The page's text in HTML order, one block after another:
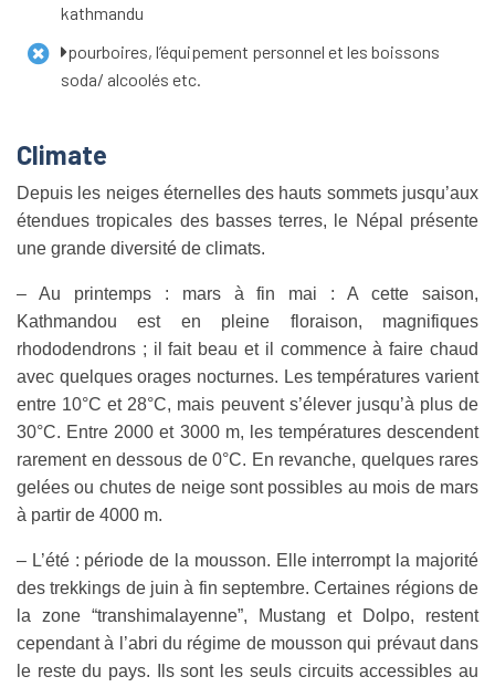
kathmandu
pourboires, l’équipement personnel et les boissons
soda/ alcoolés etc.
Climate
Depuis les neiges éternelles des hauts sommets jusqu’aux
étendues tropicales des basses terres, le Népal présente
une grande diversité de climats.
– Au printemps : mars à fin mai : A cette saison,
Kathmandou est en pleine floraison, magnifiques
rhododendrons ; il fait beau et il commence à faire chaud
avec quelques orages nocturnes. Les températures varient
entre 10°C et 28°C, mais peuvent s’élever jusqu’à plus de
30°C. Entre 2000 et 3000 m, les températures descendent
rarement en dessous de 0°C. En revanche, quelques rares
gelées ou chutes de neige sont possibles au mois de mars
à partir de 4000 m.
– L’été : période de la mousson. Elle interrompt la majorité
des trekkings de juin à fin septembre. Certaines régions de
la zone “transhimalayenne”, Mustang et Dolpo, restent
cependant à l’abri du régime de mousson qui prévaut dans
le reste du pays. Ils sont les seuls circuits accessibles au